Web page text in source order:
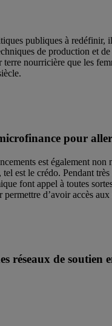
publiques à redéfinir,
de production et
terre nourricière que les
pour
est également
est le crédo. Pendant
font appel à toutes
permettre d’avoir accès
réseaux de soutien